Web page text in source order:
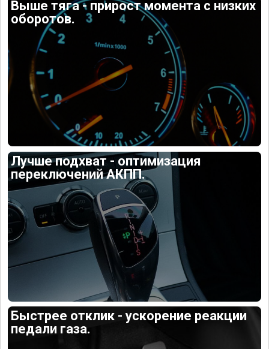
Выше тяга - прирост момента с низких
оборотов.
Лучше подхват - оптимизация
переключений АКПП.
Быстрее отклик - ускорение реакции
педали газа.